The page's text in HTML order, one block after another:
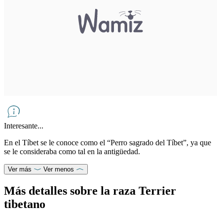
Interesante...
En el Tíbet se le conoce como el “Perro sagrado del Tíbet”, ya que
se le consideraba como tal en la antigüedad.
Ver más Ver menos
Más detalles sobre la raza Terrier
tibetano